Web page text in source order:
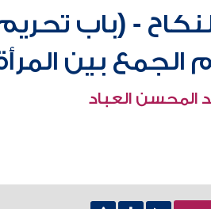
- (باب تحريم
بين
المحسن العباد